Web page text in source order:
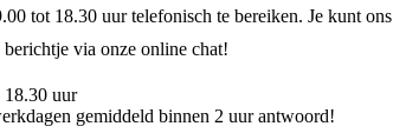
tot 18.30 uur telefonisch te bereiken. Je kunt ons
via onze online chat!
uur
gemiddeld binnen 2 uur antwoord!